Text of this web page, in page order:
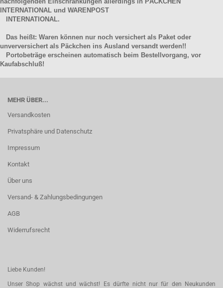
INTERNATIONAL und WARENPOST
INTERNATIONAL.
Das heißt: Waren können nur noch versichert als Paket oder
unverversichert als Päckchen ins Ausland versandt werden!!
Portobeträge erscheinen automatisch beim Bestellvorgang, vor
Kaufabschluß!
MEHR ÜBER...
Versandkosten
Privatsphäre und Datenschutz
Impressum
Kontakt
Über uns
Versand- & Zahlungsbedingungen
AGB
Widerrufsrecht
Liebe Kunden!
Unser Shop wächst und wächst! Es dürfte nicht nur für den Neukunden